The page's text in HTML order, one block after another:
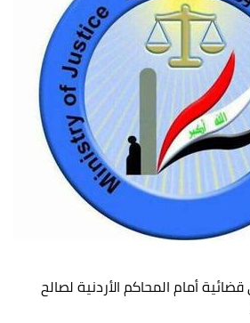
أمام المحاكم الأردنية لصالح